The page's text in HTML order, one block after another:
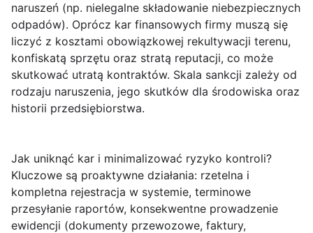
naruszeń (np. nielegalne składowanie niebezpiecznych
odpadów). Oprócz kar finansowych firmy muszą się
liczyć z kosztami obowiązkowej rekultywacji terenu,
konfiskatą sprzętu oraz stratą reputacji, co może
skutkować utratą kontraktów. Skala sankcji zależy od
rodzaju naruszenia, jego skutków dla środowiska oraz
historii przedsiębiorstwa.
Jak uniknąć kar i minimalizować ryzyko kontroli?
Kluczowe są proaktywne działania: rzetelna i
kompletna rejestracja w systemie, terminowe
przesyłanie raportów, konsekwentne prowadzenie
ewidencji (dokumenty przewozowe, faktury,